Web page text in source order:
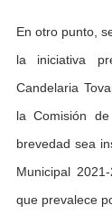
En otro punto,
la iniciativa
Candelaria
la Comisión
brevedad sea
Municipal
que prevalece